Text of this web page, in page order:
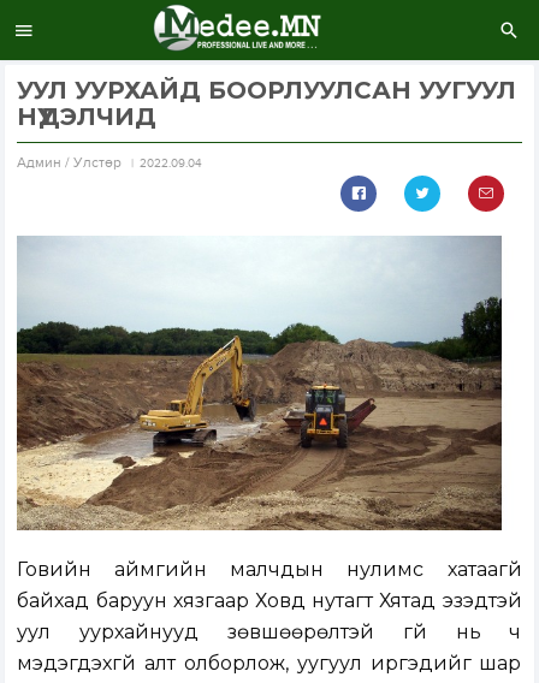
УУЛ УУРХАЙД БООРЛУУЛСАН УУГУУЛ
НҮҮДЭЛЧИД
Aдмин / Улстөр 2022.09.04
Говийн аймгийн малчдын нулимс хатаагүй
байхад баруун хязгаар Ховд нутагт Хятад эзэдтэй
уул уурхайнууд зөвшөөрөлтэй үгүй нь ч
мэдэгдэхгүй алт олборлож, уугуул иргэдийг шар